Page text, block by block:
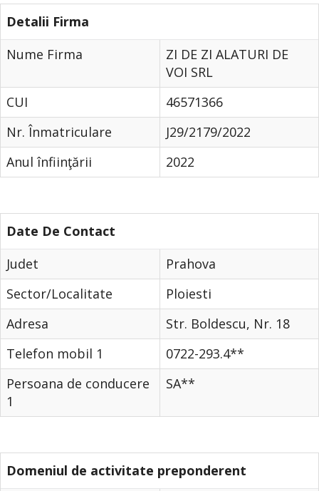
Detalii Firma
Nume Firma
ZI DE ZI ALATURI DE
VOI SRL
CUI
46571366
Nr. Înmatriculare
J29/2179/2022
Anul înfiinţării
2022
Date De Contact
Judet
Prahova
Sector/Localitate
Ploiesti
Adresa
Str. Boldescu, Nr. 18
Telefon mobil 1
0722-293.4**
Persoana de conducere
1
SA**
Domeniul de activitate preponderent